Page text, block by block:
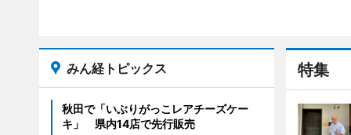
特集
みん経トピックス
秋田で「いぶりがっこレアチーズケー
キ」 県内14店で先行販売